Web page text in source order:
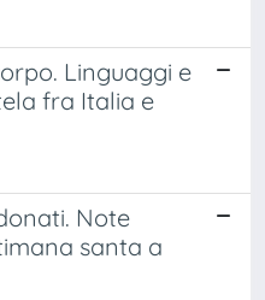
Linguaggi e
fra Italia e
Note
santa a